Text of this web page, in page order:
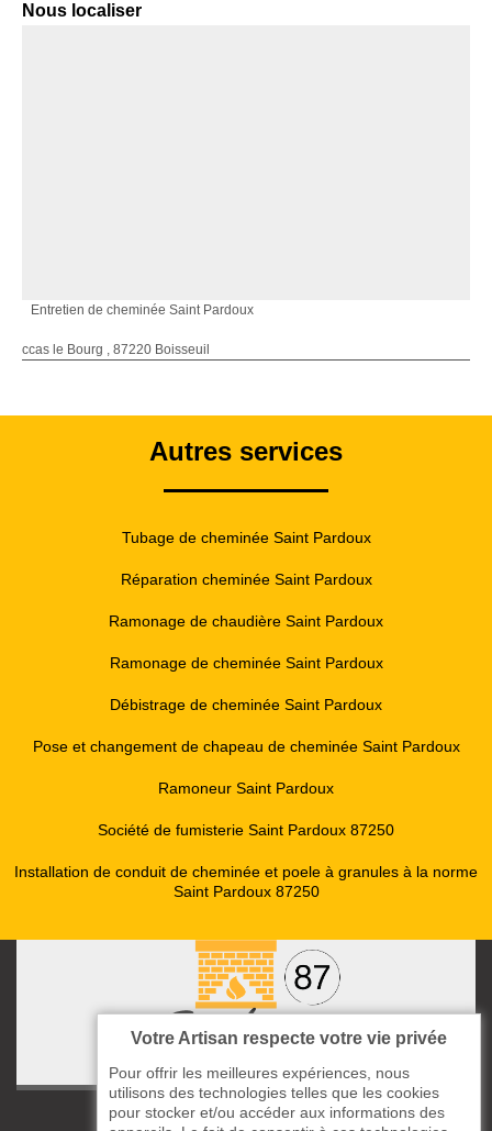
Nous localiser
Entretien de cheminée Saint Pardoux
ccas le Bourg , 87220 Boisseuil
Autres services
Tubage de cheminée Saint Pardoux
Réparation cheminée Saint Pardoux
Ramonage de chaudière Saint Pardoux
Ramonage de cheminée Saint Pardoux
Débistrage de cheminée Saint Pardoux
Pose et changement de chapeau de cheminée Saint Pardoux
Ramoneur Saint Pardoux
Société de fumisterie Saint Pardoux 87250
Installation de conduit de cheminée et poele à granules à la norme
Saint Pardoux 87250
ccas le Bourg
Votre Artisan respecte votre vie privée
Pour offrir les meilleures expériences, nous
utilisons des technologies telles que les cookies
pour stocker et/ou accéder aux informations des